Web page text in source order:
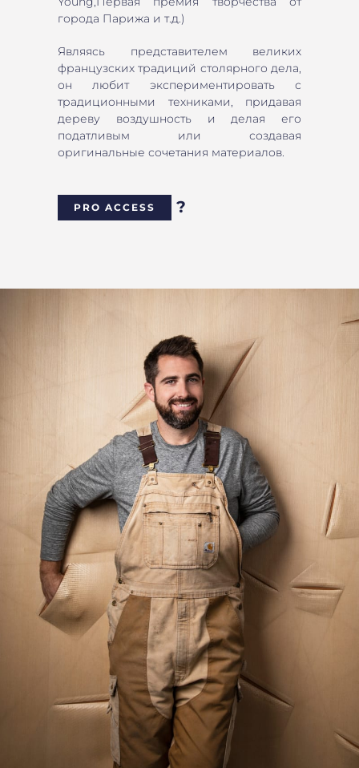
города Парижа и т.д.)
Являясь представителем великих
французских традиций столярного дела,
он любит экспериментировать с
традиционными техниками, придавая
дереву воздушность и делая его
податливым или создавая
оригинальные сочетания материалов.
?
PRO ACCESS